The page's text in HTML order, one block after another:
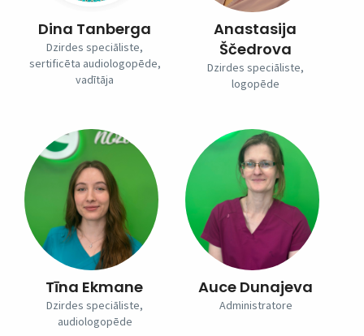
Dina Tanberga
Dzirdes speciāliste,
sertificēta audiologopēde,
vadītāja
Anastasija
Ščedrova
Dzirdes speciāliste,
logopēde
Tīna Ekmane
Dzirdes speciāliste,
audiologopēde
Auce Dunajeva
Administratore